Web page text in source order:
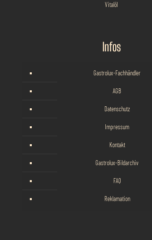
Vitalöl
Infos
Gastrolux-Fachhändler
AGB
Datenschutz
Impressum
Kontakt
Gastrolux-Bildarchiv
FAQ
Reklamation